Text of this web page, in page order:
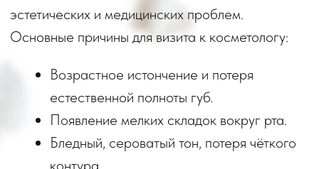
нежную кожу этой зоны.
Подготовка к важному событию —
мероприятию, когда нужно быстро
Регенерация после агрессивных
лазерных процедур или пилингов на лице.
С каждым годом выработка собственной
гиалуроновой кислоты замедляется, и данная